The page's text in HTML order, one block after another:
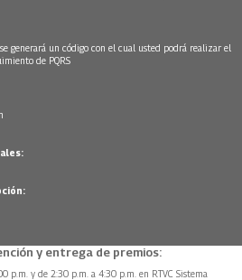
generará un código con el cual usted podrá realizar el
de PQRS
y entrega de premios:
p.m. y de 2:30 p.m. a 4:30 p.m. en RTVC Sistema